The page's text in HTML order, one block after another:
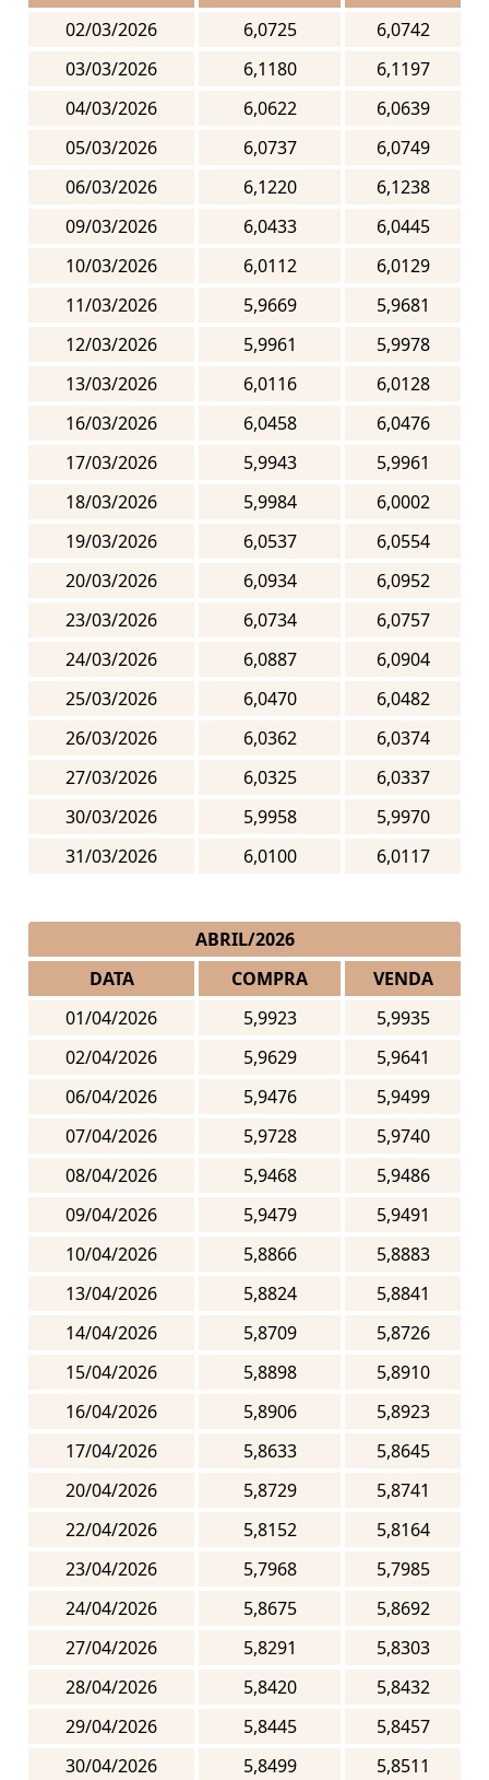
02/03/2026
6,0725
6,0742
03/03/2026
6,1180
6,1197
04/03/2026
6,0622
6,0639
05/03/2026
6,0737
6,0749
06/03/2026
6,1220
6,1238
09/03/2026
6,0433
6,0445
10/03/2026
6,0112
6,0129
11/03/2026
5,9669
5,9681
12/03/2026
5,9961
5,9978
13/03/2026
6,0116
6,0128
16/03/2026
6,0458
6,0476
17/03/2026
5,9943
5,9961
18/03/2026
5,9984
6,0002
19/03/2026
6,0537
6,0554
20/03/2026
6,0934
6,0952
23/03/2026
6,0734
6,0757
24/03/2026
6,0887
6,0904
25/03/2026
6,0470
6,0482
26/03/2026
6,0362
6,0374
27/03/2026
6,0325
6,0337
30/03/2026
5,9958
5,9970
31/03/2026
6,0100 6,0117
ABRIL/2026
DATA
COMPRA
VENDA
01/04/2026
5,9923
5,9935
02/04/2026
5,9629
5,9641
06/04/2026
5,9476
5,9499
07/04/2026
5,9728
5,9740
08/04/2026
5,9468
5,9486
09/04/2026
5,9479
5,9491
10/04/2026
5,8866
5,8883
13/04/2026
5,8824
5,8841
14/04/2026
5,8709
5,8726
15/04/2026
5,8898
5,8910
16/04/2026
5,8906
5,8923
17/04/2026
5,8633
5,8645
20/04/2026
5,8729
5,8741
22/04/2026
5,8152
5,8164
23/04/2026
5,7968
5,7985
24/04/2026
5,8675
5,8692
27/04/2026
5,8291
5,8303
28/04/2026
5,8420
5,8432
29/04/2026
5,8445
5,8457
30/04/2026
5,8499 5,8511